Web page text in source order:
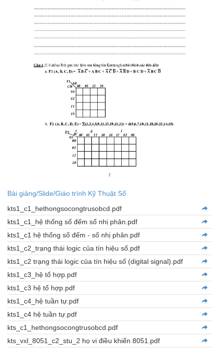
Bài giảng/Slide/Giáo trình Kỹ Thuật Số
kts1_c1_hethongsocongtrusobcd.pdf
kts1_c1_hệ thống số đếm số nhị phân.pdf
kts1_c1 hệ thống số đếm - số nhị phân.pdf
kts1_c2_trạng thái logic của tín hiệu số.pdf
kts1_c2 trạng thái logic của tín hiệu số (digital signal).pdf
kts1_c3_hệ tổ hợp.pdf
kts1_c3 hệ tổ hợp.pdf
kts1_c4_hệ tuần tự.pdf
kts1_c4 hệ tuần tự.pdf
kts_c1_hethongsocongtrusobcd.pdf
kts_vxl_8051_c2_stu_2 họ vi điều khiển 8051.pdf